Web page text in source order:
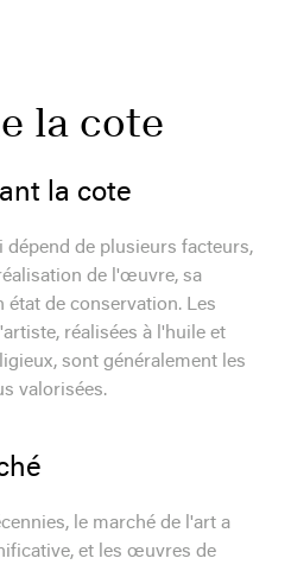
la cote
la cote
dépend de plusieurs facteurs,
de l'œuvre, sa
état de conservation. Les
réalisées à l'huile et
sont généralement les
valorisées.
le marché de l'art a
et les œuvres de